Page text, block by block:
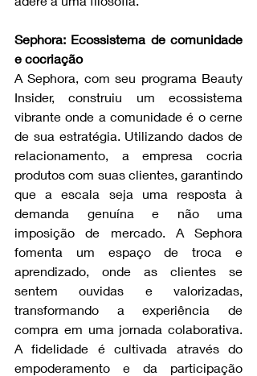
Sephora: Ecossistema de comunidade
e cocriação
A Sephora, com seu programa Beauty
Insider, construiu um ecossistema
vibrante onde a comunidade é o cerne
de sua estratégia. Utilizando dados de
relacionamento, a empresa cocria
produtos com suas clientes, garantindo
que a escala seja uma resposta à
demanda genuína e não uma
imposição de mercado. A Sephora
fomenta um espaço de troca e
aprendizado, onde as clientes se
sentem ouvidas e valorizadas,
transformando a experiência de
compra em uma jornada colaborativa.
A fidelidade é cultivada através do
empoderamento e da participação